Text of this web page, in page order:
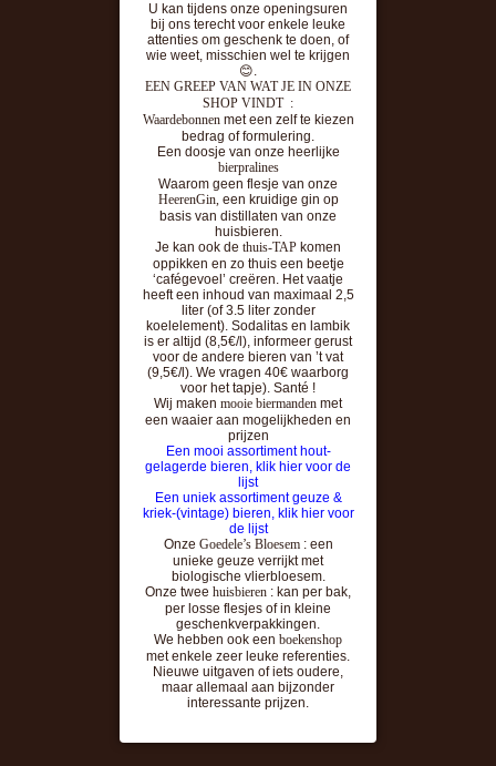
U kan tijdens onze openingsuren
bij ons terecht voor enkele leuke
attenties om geschenk te doen, of
wie weet, misschien wel te krijgen
😊.
EEN GREEP VAN WAT JE IN ONZE
SHOP VINDT :
Waardebonnenmet een zelf te kiezen
bedrag of formulering.
Een doosje van onze heerlijke
bierpralines
Waarom geen flesje van onze
HeerenGin, een kruidige gin op
basis van distillaten van onze
huisbieren.
Je kan ook de thuis-TAP komen
oppikken en zo thuis een beetje
‘cafégevoel’ creëren. Het vaatje
heeft een inhoud van maximaal 2,5
liter (of 3.5 liter zonder
koelelement). Sodalitas en lambik
is er altijd (8,5€/l), informeer gerust
voor de andere bieren van ’t vat
(9,5€/l). We vragen 40€ waarborg
voor het tapje). Santé !
Wij maken mooie biermanden met
een waaier aan mogelijkheden en
prijzen
Een mooi assortiment hout-
gelagerde bieren, klik hier voor de
lijst
Een uniek assortiment geuze &
kriek-(vintage) bieren, klik hier voor
de lijst
Onze Goedele’s Bloesem: een
unieke geuze verrijkt met
biologische vlierbloesem.
Onze twee huisbieren : kan per bak,
per losse flesjes of in kleine
geschenkverpakkingen.
We hebben ook een boekenshop
met enkele zeer leuke referenties.
Nieuwe uitgaven of iets oudere,
maar allemaal aan bijzonder
interessante prijzen.